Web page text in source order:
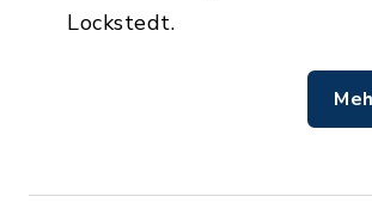
Lockstedt.